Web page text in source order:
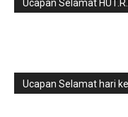
Ucapan Selamat
Ucapan Selamat hari